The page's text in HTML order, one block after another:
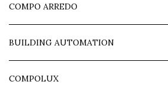
COMPO ARREDO
BUILDING AUTOMATION
COMPOLUX